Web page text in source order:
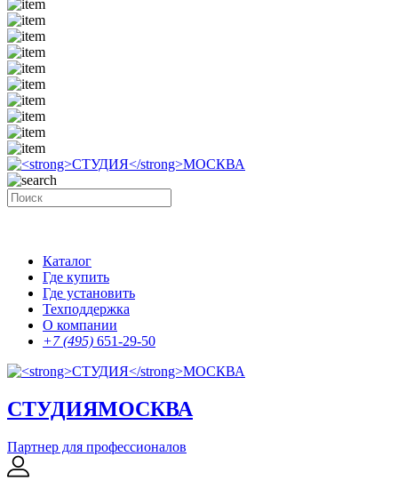
Каталог
Где купить
Где установить
Техподдержка
О компании
+7 (495) 651-29-50
СТУДИЯМОСКВА
Партнер для профессионалов